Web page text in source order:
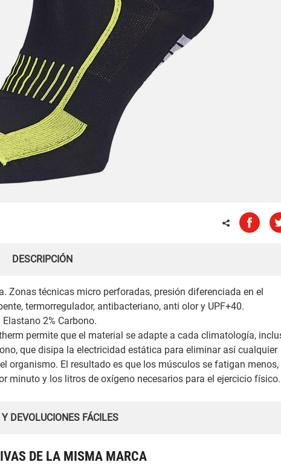
DESCRIPCIÓN
Zonas técnicas micro perforadas, presión diferenciada en el
termorregulador, antibacteriano, anti olor y UPF+40.
2% Carbono.
permite que el material se adapte a cada climatología,
que disipa la electricidad estática para eliminar así cualquier
organismo. El resultado es que los músculos se fatigan menos,
minuto y los litros de oxígeno necesarios para el ejercicio físico.
DEVOLUCIONES FÁCILES
DE LA MISMA MARCA